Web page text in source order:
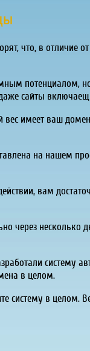
что, в отличие
потенциалом,
сайты
имеет ваш
на нашем
вам
через
систему
в целом.
систему в целом.